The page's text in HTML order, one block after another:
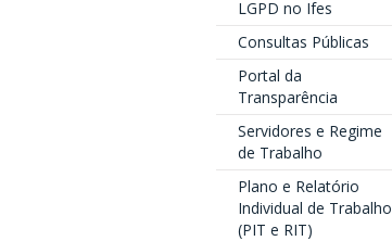
LGPD no Ifes
Consultas Públicas
Portal da
Transparência
Servidores e Regime
de Trabalho
Plano e Relatório
Individual de Trabalho
(PIT e RIT)